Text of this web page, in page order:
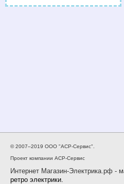
© 2007–2019 ООО "АСР-Сервис".
Проект компании АСР-Сервис
Интернет Магазин-Электрика.рф -
ретро электрики.